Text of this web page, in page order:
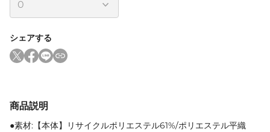
シェアする
商品説明
●素材:【本体】リサイクルポリエステル61%/ポリエステル平織